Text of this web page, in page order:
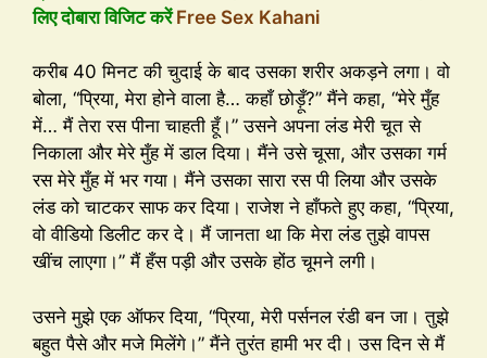
लिए दोबारा विजिट करेंFree Sex Kahani
करीब 40 मिनट की चुदाई के बाद उसका शरीर अकड़ने लगा। वो
बोला, “प्रिया, मेरा होने वाला है… कहाँ छोड़ूँ?” मैंने कहा, “मेरे मुँह
में… मैं तेरा रस पीना चाहती हूँ।” उसने अपना लंड मेरी चूत से
निकाला और मेरे मुँह में डाल दिया। मैंने उसे चूसा, और उसका गर्म
रस मेरे मुँह में भर गया। मैंने उसका सारा रस पी लिया और उसके
लंड को चाटकर साफ कर दिया। राजेश ने हाँफते हुए कहा, “प्रिया,
वो वीडियो डिलीट कर दे। मैं जानता था कि मेरा लंड तुझे वापस
खींच लाएगा।” मैं हँस पड़ी और उसके होंठ चूमने लगी।
उसने मुझे एक ऑफर दिया, “प्रिया, मेरी पर्सनल रंडी बन जा। तुझे
बहुत पैसे और मजे मिलेंगे।” मैंने तुरंत हामी भर दी। उस दिन से मैं